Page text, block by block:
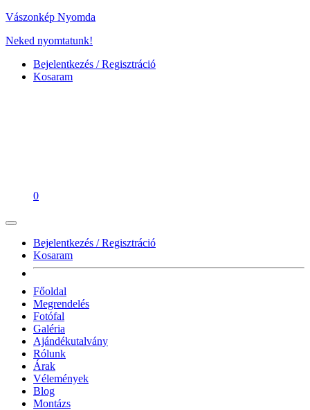
Vászonkép Nyomda
Neked nyomtatunk!
Bejelentkezés / Regisztráció
Kosaram
0
Bejelentkezés / Regisztráció
Kosaram
Főoldal
Megrendelés
Fotófal
Galéria
Ajándékutalvány
Rólunk
Árak
Vélemények
Blog
Montázs